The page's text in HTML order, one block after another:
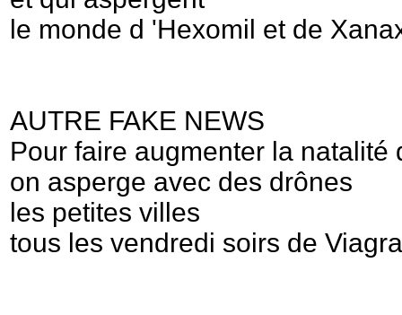
le monde d 'Hexomil et de
AUTRE FAKE NEWS
Pour faire augmenter la natalité
on asperge avec des drônes
les petites villes
tous les vendredi soirs de Viagra